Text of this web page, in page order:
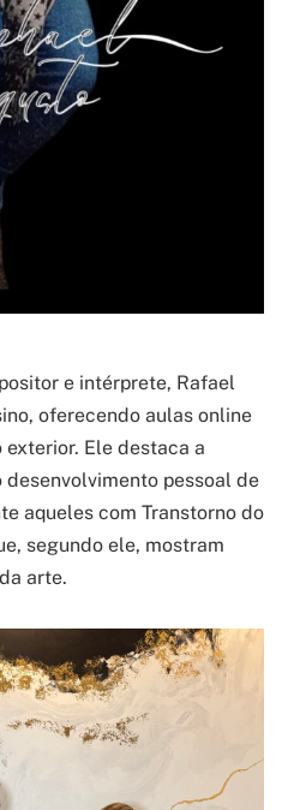
e intérprete, Rafael
oferecendo aulas online
exterior. Ele destaca a
pessoal de
aqueles com Transtorno do
segundo ele, mostram
arte.